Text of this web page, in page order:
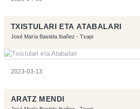
TXISTULARI ETA ATABALARI
José María Bastida Ibañez - Txapi
2023-03-13
ARATZ MENDI